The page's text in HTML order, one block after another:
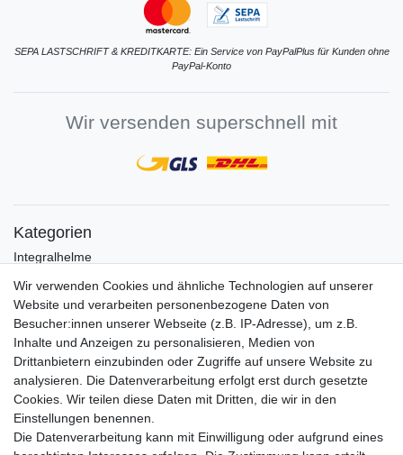
SEPA LASTSCHRIFT & KREDITKARTE: Ein Service von PayPalPlus für Kunden ohne
PayPal-Konto
Wir versenden superschnell mit
Kategorien
Integralhelme
Crosshelme
Klapphelme
Zubehör/Visiere
Bluetoothhelme
Kinderhelme
Skihelme
Services
Mein Konto
Wir verwenden Cookies und ähnliche Technologien auf unserer
Website und verarbeiten personenbezogene Daten von
Besucher:innen unserer Webseite (z.B. IP-Adresse), um z.B.
Inhalte und Anzeigen zu personalisieren, Medien von
Drittanbietern einzubinden oder Zugriffe auf unsere Website zu
analysieren. Die Datenverarbeitung erfolgt erst durch gesetzte
Cookies. Wir teilen diese Daten mit Dritten, die wir in den
Einstellungen benennen.
Die Datenverarbeitung kann mit Einwilligung oder aufgrund eines